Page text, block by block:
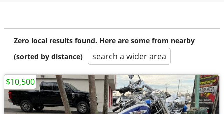
Zero local results found. Here are some from nearby
(sorted by distance)
search a wider area
$10,500